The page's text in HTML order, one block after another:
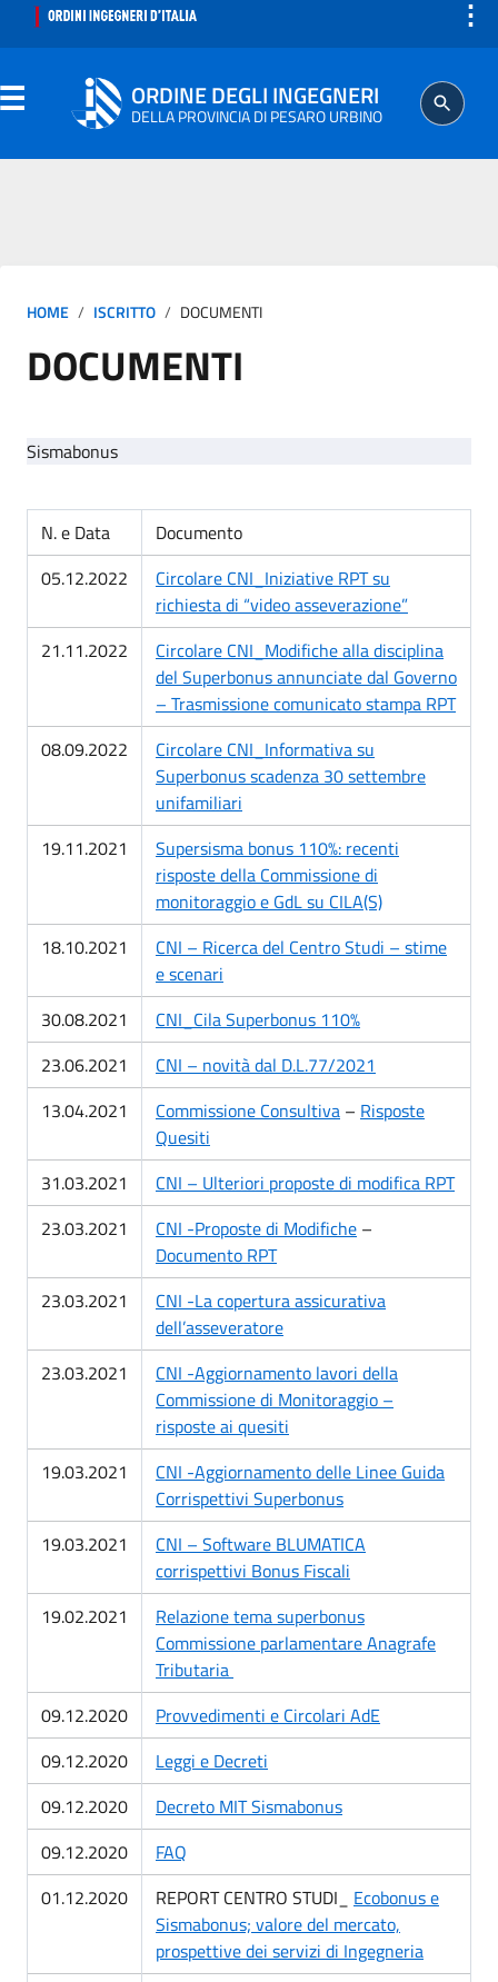
⋮
ORDINE DEGLI INGEGNERI
DELLA PROVINCIA DI PESARO URBINO
ISCRITTO
PROFESSIONE
AGGIORNAMENTO PROFESSIONALE
HOME ISCRITTO DOCUMENTI
DOCUMENTI
Sismabonus
N. e Data
Documento
05.12.2022
Circolare CNI_Iniziative RPT su
richiesta di “video asseverazione”
21.11.2022
Circolare CNI_Modifiche alla disciplina
del Superbonus annunciate dal Governo
– Trasmissione comunicato stampa RPT
08.09.2022
Circolare CNI_Informativa su
Superbonus scadenza 30 settembre
unifamiliari
19.11.2021
Supersisma bonus 110%: recenti
risposte della Commissione di
monitoraggio e GdL su CILA(S)
18.10.2021
CNI – Ricerca del Centro Studi – stime
e scenari
30.08.2021
CNI_Cila Superbonus 110%
23.06.2021
CNI – novità dal D.L.77/2021
13.04.2021
Commissione Consultiva – Risposte
Quesiti
31.03.2021
CNI – Ulteriori proposte di modifica RPT
23.03.2021
CNI -Proposte di Modifiche –
Documento RPT
23.03.2021
CNI -La copertura assicurativa
dell’asseveratore
23.03.2021
CNI -Aggiornamento lavori della
Commissione di Monitoraggio –
risposte ai quesiti
19.03.2021
CNI -Aggiornamento delle Linee Guida
Corrispettivi Superbonus
19.03.2021
CNI – Software BLUMATICA
corrispettivi Bonus Fiscali
19.02.2021
Relazione tema superbonus
Commissione parlamentare Anagrafe
Tributaria
09.12.2020
Provvedimenti e Circolari AdE
09.12.2020
Leggi e Decreti
09.12.2020
Decreto MIT Sismabonus
09.12.2020
FAQ
01.12.2020
REPORT CENTRO STUDI_ Ecobonus e
Sismabonus; valore del mercato,
prospettive dei servizi di Ingegneria